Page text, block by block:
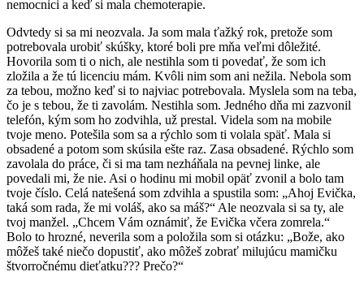
nemocnici a keď si mala chemoterapie.
Odvtedy si sa mi neozvala. Ja som mala ťažký rok, pretože som
potrebovala urobiť skúšky, ktoré boli pre mňa veľmi dôležité.
Hovorila som ti o nich, ale nestihla som ti povedať, že som ich
zložila a že tú licenciu mám. Kvôli nim som ani nežila. Nebola som
za tebou, možno keď si to najviac potrebovala. Myslela som na teba,
čo je s tebou, že ti zavolám. Nestihla som. Jedného dňa mi zazvonil
telefón, kým som ho zodvihla, už prestal. Videla som na mobile
tvoje meno. Potešila som sa a rýchlo som ti volala späť. Mala si
obsadené a potom som skúsila ešte raz. Zasa obsadené. Rýchlo som
zavolala do práce, či si ma tam nezháňala na pevnej linke, ale
povedali mi, že nie. Asi o hodinu mi mobil opäť zvonil a bolo tam
tvoje číslo. Celá natešená som zdvihla a spustila som: „Ahoj Evička,
taká som rada, že mi voláš, ako sa máš?“ Ale neozvala si sa ty, ale
tvoj manžel. „Chcem Vám oznámiť, že Evička včera zomrela.“
Bolo to hrozné, neverila som a položila som si otázku: „Bože, ako
môžeš také niečo dopustiť, ako môžeš zobrať milujúcu mamičku
štvorročnému dieťatku??? Prečo?“